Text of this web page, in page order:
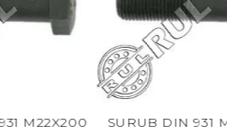
M22X200
SURUB DIN 931